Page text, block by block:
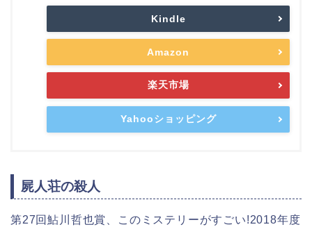
Kindle
Amazon
楽天市場
Yahooショッピング
屍人荘の殺人
第27回鮎川哲也賞、このミステリーがすごい!2018年度